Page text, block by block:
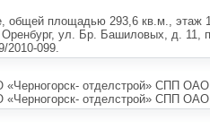
общей площадью 293,6 кв.м., этаж
Оренбург, ул. Бр. Башиловых, д. 11,
2010-099.
отделстрой» СПП ОАО
отделстрой» СПП ОАО